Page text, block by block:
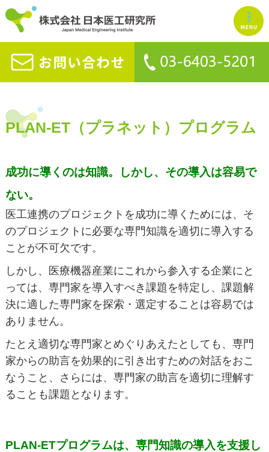
PLAN-ET（プラネット）プログラム
成功に導くのは知識。しかし、その導入は容易で
ない。
医工連携のプロジェクトを成功に導くためには、そ
のプロジェクトに必要な専門知識を適切に導入する
ことが不可欠です。
しかし、医療機器産業にこれから参入する企業にと
っては、専門家を導入すべき課題を特定し、課題解
決に適した専門家を探索・選定することは容易では
ありません。
たとえ適切な専門家とめぐりあえたとしても、専門
家からの助言を効果的に引き出すための対話をおこ
なうこと、さらには、専門家の助言を適切に理解す
ることも課題となります。
PLAN-ETプログラムは、専門知識の導入を支援し